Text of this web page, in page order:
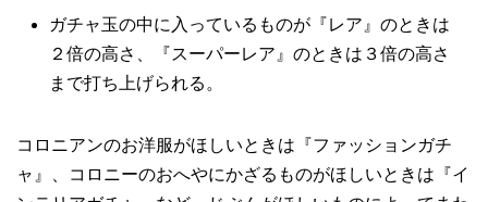
ガチャ玉の中に入っているものが『レア』のときは
２倍の高さ、『スーパーレア』のときは３倍の高さ
まで打ち上げられる。
コロニアンのお洋服がほしいときは『ファッションガチ
ャ』、コロニーのおへやにかざるものがほしいときは『イ